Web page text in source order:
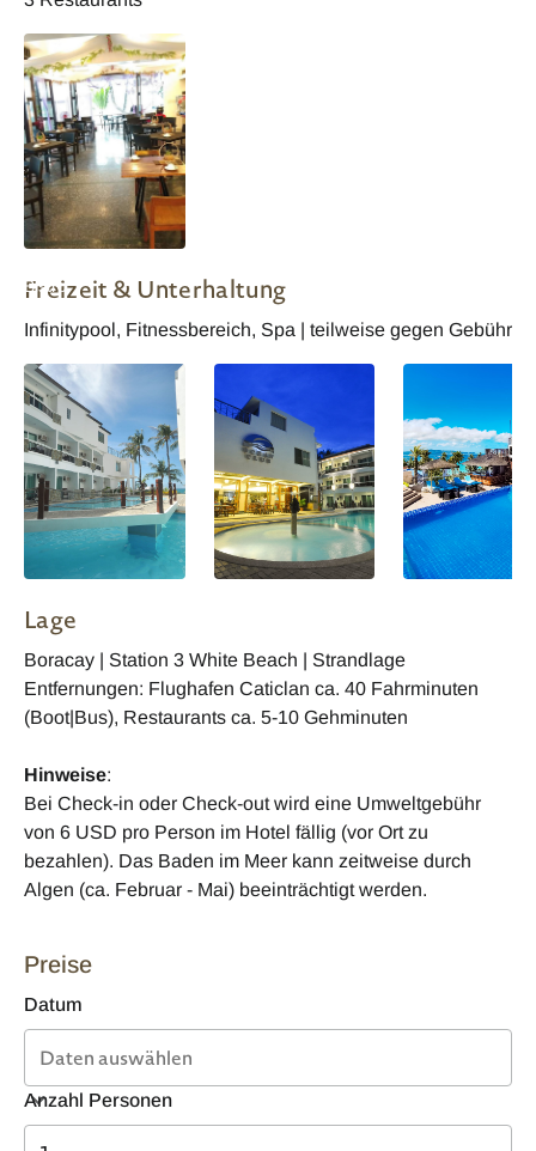
Bistro
Freizeit & Unterhaltung
Infinitypool, Fitnessbereich, Spa | teilweise gegen Gebühr
Lage
Boracay | Station 3 White Beach | Strandlage
Entfernungen: Flughafen Caticlan ca. 40 Fahrminuten
(Boot|Bus), Restaurants ca. 5-10 Gehminuten
Hinweise:
Bei Check-in oder Check-out wird eine Umweltgebühr
von 6 USD pro Person im Hotel fällig (vor Ort zu
bezahlen). Das Baden im Meer kann zeitweise durch
Algen (ca. Februar - Mai) beeinträchtigt werden.
Preise
Datum
Anzahl Personen